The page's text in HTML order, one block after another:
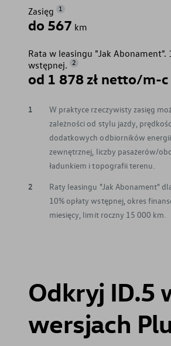
Zasięg 1
do 567 km
Rata w leasingu "Jak Abonament".
wstępnej.
2
od 1 878 zł netto/m-c
1
W praktyce rzeczywisty zasięg
zależności od stylu jazdy,
dodatkowych odbiorników
zewnętrznej, liczby pasażerów/
ładunkiem i topografii terenu.
2
Raty leasingu "Jak Abonament"
10% opłaty wstępnej, okres
miesięcy, limit roczny 15 000 km.
Odkryj ID.5
wersjach